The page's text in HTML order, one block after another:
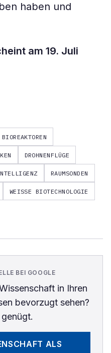
haben und
am 19. Juli
BIOREAKTOREN
DROHNENFLÜGE
RAUMSONDEN
WEISSE BIOTECHNOLOGIE
BEI GOOGLE
in Ihren
bevorzugt sehen?
ALS